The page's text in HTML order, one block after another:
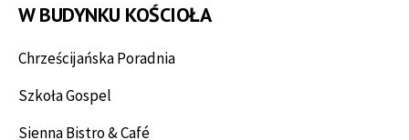
W BUDYNKU KOŚCIOŁA
Chrześcijańska Poradnia
Szkoła Gospel
Sienna Bistro & Café